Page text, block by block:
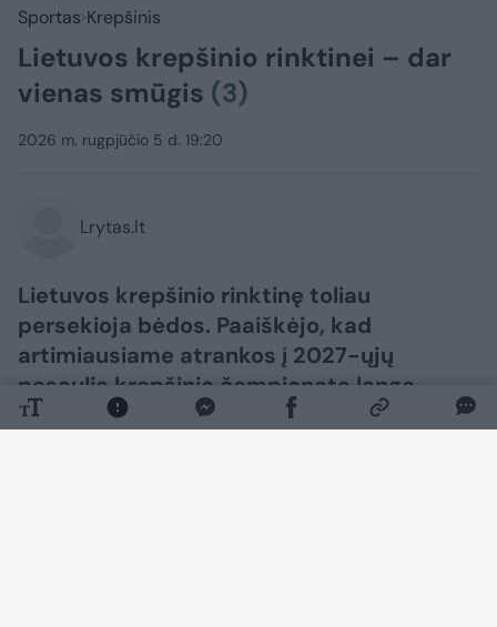
Sportas Krepšinis
Lietuvos krepšinio rinktinei – dar
vienas smūgis (3)
2026 m. rugpjūčio 5 d. 19:20
Lrytas.lt
Lietuvos krepšinio rinktinę toliau
persekioja bėdos. Paaiškėjo, kad
artimiausiame atrankos į 2027-ųjų
pasaulio krepšinio čempionatą lange
Lietuvai nepadės dar vienas žalgirietis.